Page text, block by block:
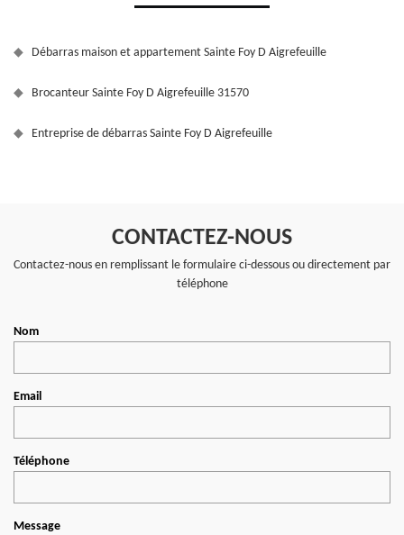
Débarras maison et appartement Sainte Foy D Aigrefeuille
Brocanteur Sainte Foy D Aigrefeuille 31570
Entreprise de débarras Sainte Foy D Aigrefeuille
CONTACTEZ-NOUS
Contactez-nous en remplissant le formulaire ci-dessous ou directement par
téléphone
Nom
Email
Téléphone
Message